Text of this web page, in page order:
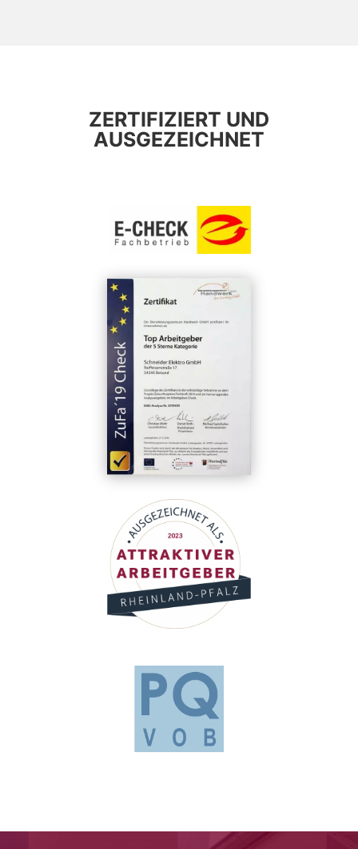
ZERTIFIZIERT UND
AUSGEZEICHNET